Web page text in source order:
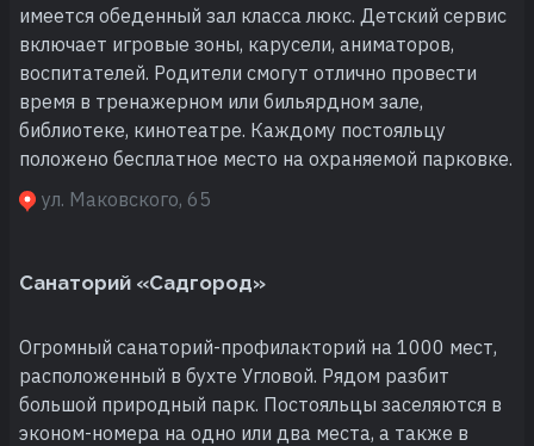
имеется обеденный зал класса люкс. Детский сервис
включает игровые зоны, карусели, аниматоров,
воспитателей. Родители смогут отлично провести
время в тренажерном или бильярдном зале,
библиотеке, кинотеатре. Каждому постояльцу
положено бесплатное место на охраняемой парковке.
ул. Маковского, 65
Санаторий «Садгород»
Огромный санаторий-профилакторий на 1000 мест,
расположенный в бухте Угловой. Рядом разбит
большой природный парк. Постояльцы заселяются в
эконом-номера на одно или два места, а также в